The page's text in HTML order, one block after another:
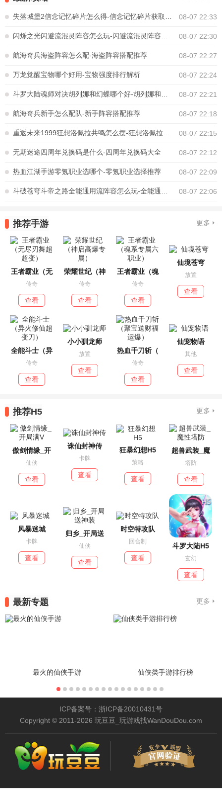
08-07 22:33
08-07 22:30
航海奇兵海盗阵容怎么配-海盗阵容搭配推荐 08-07 22:27
万龙觉醒宝物哪个好用-宝物强度排行解析 08-07 22:24
08-07 22:21
航海奇兵新手怎么配队-新手阵容搭配推荐 08-07 22:18
08-07 22:15
无期迷途四周年兑换码是什么-四周年兑换码大全 08-07 22:12
热血江湖手游零氪职业选哪个-零氪职业选择推荐 08-07 22:09
08-07 22:06
推荐手游 更多
王者霸业（无
传奇
查看
荣耀世纪（神
传奇
查看
王者霸业（魂
传奇
查看
仙境苍穹
放置
查看
全能斗士（异
传奇
查看
小小驯龙师
放置
查看
热血千刀斩（
传奇
查看
仙宠物语
其他
查看
推荐H5 更多
傲剑情缘_开
仙侠
查看
诛仙封神传
卡牌
查看
狂暴幻想H5
策略
查看
超兽武装_魔
塔防
查看
风暴迷城
卡牌
查看
归乡_开局送
仙侠
查看
时空特攻队
回合制
查看
斗罗大陆H5
玄幻
查看
最新专题 更多
最火的仙侠手游 仙侠类手游排行榜
ICP备案号：浙ICP备20010431号
Copyright © 2011-2026 玩豆豆_玩游戏找WanDouDou.com